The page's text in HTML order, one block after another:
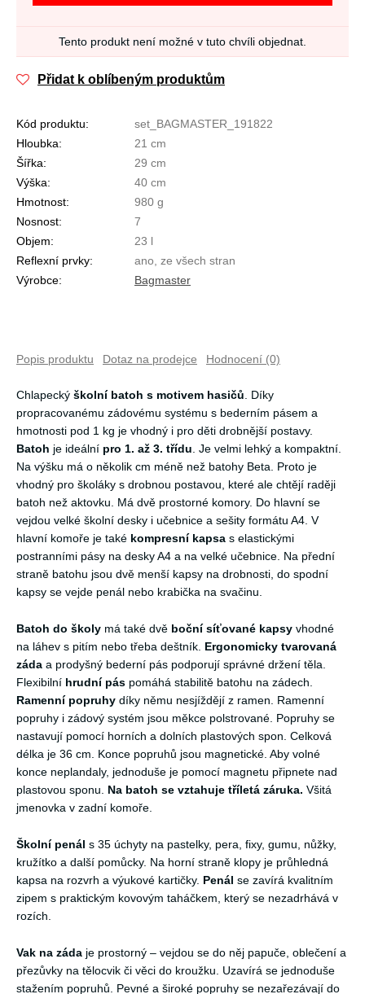
Tento produkt není možné v tuto chvíli objednat.
Přidat k oblíbeným produktům
Kód produktu:
set_BAGMASTER_191822
Hloubka:
21 cm
Šířka:
29 cm
Výška:
40 cm
Hmotnost:
980 g
Nosnost:
7
Objem:
23 l
Reflexní prvky:
ano, ze všech stran
Výrobce:
Bagmaster
Popis produktu Dotaz na prodejce Hodnocení (0)
Chlapecký školní batoh s motivem hasičů. Díky
propracovanému zádovému systému s bederním pásem a
hmotnosti pod 1 kg je vhodný i pro děti drobnější postavy.
Batoh je ideální pro 1. až 3. třídu. Je velmi lehký a kompaktní.
Na výšku má o několik cm méně než batohy Beta. Proto je
vhodný pro školáky s drobnou postavou, které ale chtějí raději
batoh než aktovku. Má dvě prostorné komory. Do hlavní se
vejdou velké školní desky i učebnice a sešity formátu A4. V
hlavní komoře je také kompresní kapsa s elastickými
postranními pásy na desky A4 a na velké učebnice. Na přední
straně batohu jsou dvě menší kapsy na drobnosti, do spodní
kapsy se vejde penál nebo krabička na svačinu.
Batoh do školy má také dvě boční síťované kapsy vhodné
na láhev s pitím nebo třeba deštník. Ergonomicky tvarovaná
záda a prodyšný bederní pás podporují správné držení těla.
Flexibilní hrudní pás pomáhá stabilitě batohu na zádech.
Ramenní popruhy díky němu nesjíždějí z ramen. Ramenní
popruhy i zádový systém jsou měkce polstrované. Popruhy se
nastavují pomocí horních a dolních plastových spon. Celková
délka je 36 cm. Konce popruhů jsou magnetické. Aby volné
konce neplandaly, jednoduše je pomocí magnetu připnete nad
plastovou sponu. Na batoh se vztahuje tříletá záruka. Všitá
jmenovka v zadní komoře.
Školní penál s 35 úchyty na pastelky, pera, fixy, gumu, nůžky,
kružítko a další pomůcky. Na horní straně klopy je průhledná
kapsa na rozvrh a výukové kartičky. Penál se zavírá kvalitním
zipem s praktickým kovovým taháčkem, který se nezadrhává v
rozích.
Vak na záda je prostorný – vejdou se do něj papuče, oblečení a
přezůvky na tělocvik či věci do kroužku. Uzavírá se jednoduše
stažením popruhů. Pevné a široké popruhy se nezařezávají do